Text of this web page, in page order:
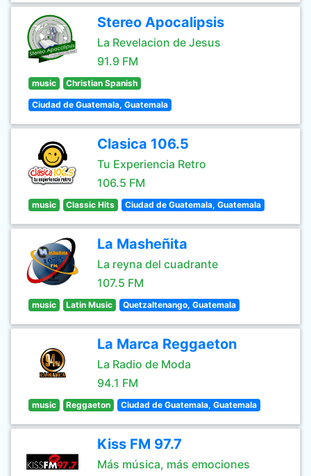
Stereo Apocalipsis
La Revelacion de Jesus
91.9 FM
music Christian Spanish
Ciudad de Guatemala, Guatemala
Clasica 106.5
Tu Experiencia Retro
106.5 FM
music Classic Hits Ciudad de Guatemala, Guatemala
La Masheñita
La reyna del cuadrante
107.5 FM
music Latin Music Quetzaltenango, Guatemala
La Marca Reggaeton
La Radio de Moda
94.1 FM
music Reggaeton Ciudad de Guatemala, Guatemala
Kiss FM 97.7
Más música, más emociones